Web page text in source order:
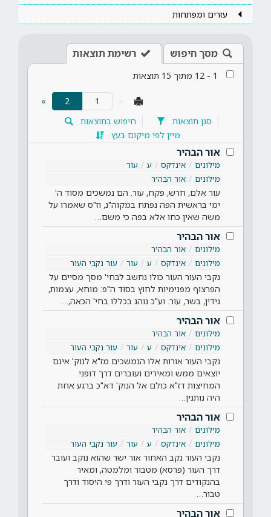
עזרים ומפתחות
מסך חיפוש רשימת תוצאות
1
-
12 מתוך 15 תוצאות
2
»
סנן תוצאות
חיפוש בתוצאות
מיין לפי מיקום בעץ
אור הבהיר
מילונים אינדקס ע
עור
מילונים
אור הבהיר
עור אלם, חרש, פקח, עור. הם נמשכים מסוד ה'
ימי בראשית הפה נפתח במקוה"נ, וז"ס שאמרו על
משה שאין כחו אלא בפה כי משם…
אור הבהיר
מילונים
אור הבהיר
מילונים
אינדקס ע עור עור נקבי העור
נקבי העור העור כולו נחשב לבחי' מסך מסיים על
הפרצוף מפנימיות לחוץ בסוד ה"פ: מוחא, עצמות,
גידין, בשר, עור. וע"כ נוהג בכללו בחי' הכאה,…
אור הבהיר
מילונים
אור הבהיר
מילונים
אינדקס ע עור עור נקבי העור
נקבי העור אורות אלו הנמשכים מז"א לנוק' אינם
יוצאים ממש ומאירים ועוברים דרך דופני
המחיצות דז"א כולם אל הנוק' דא"כ ברגע אחת
היה נותנין…
אור הבהיר
מילונים
אור הבהיר
מילונים
אינדקס ע עור עור נקבי העור
נקבי העור נקב האחור אור ישר שהוא נוקב ועובר
דרך העור (פרסא) מטבור ומלמטה, ומאיר
בהנקודים דרך נקבי העור ודרך פי היסוד ודרך
טבור…
אור הבהיר